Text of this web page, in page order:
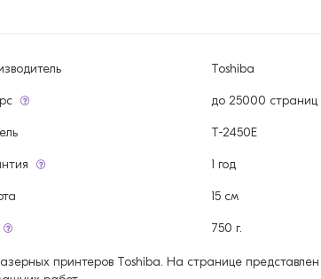
Toshiba
до 25000 страниц
T-2450E
1 год
15 см
750 г.
принтеров Toshiba. На странице